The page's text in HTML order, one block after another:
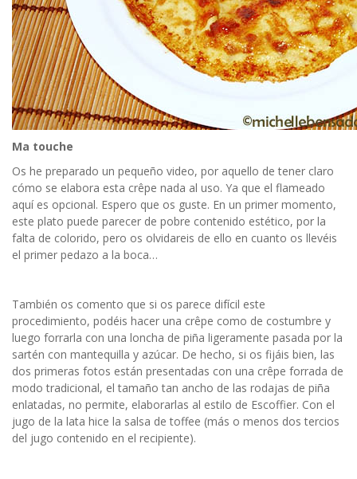
Ma touche
Os he preparado un pequeño video, por aquello de tener claro
cómo se elabora esta crêpe nada al uso. Ya que el flameado
aquí es opcional. Espero que os guste. En un primer momento,
este plato puede parecer de pobre contenido estético, por la
falta de colorido, pero os olvidareis de ello en cuanto os llevéis
el primer pedazo a la boca…
También os comento que si os parece difícil este
procedimiento, podéis hacer una crêpe como de costumbre y
luego forrarla con una loncha de piña ligeramente pasada por la
sartén con mantequilla y azúcar. De hecho, si os fijáis bien, las
dos primeras fotos están presentadas con una crêpe forrada de
modo tradicional, el tamaño tan ancho de las rodajas de piña
enlatadas, no permite, elaborarlas al estilo de Escoffier. Con el
jugo de la lata hice la salsa de toffee (más o menos dos tercios
del jugo contenido en el recipiente).